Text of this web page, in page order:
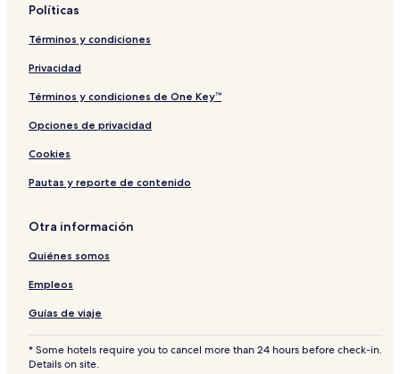
Hoteles familiares en Agrilia
Hoteles en Amoudi
Casas de campo en Tsilivi
Hoteles en Kambi
Hoteles en Fiolitis
Hoteles de playa en Zante
Hoteles en Langadhakia
Villas en Limni Keri
Hoteles y resorts con spa en Unidad Regional de Zante
Hoteles de lujo cerca de Playa Agios Sostis
Hoteles cerca de Playa Laganas
Hoteles con alberca en Kalpaki
Departamentos en Vasilikós
Políticas
Términos y condiciones
Privacidad
Términos y condiciones de One Key™
Opciones de privacidad
Cookies
Pautas y reporte de contenido
Otra información
Quiénes somos
Empleos
Guías de viaje
* Some hotels require you to cancel more than 24 hours before check-in.
Details on site.